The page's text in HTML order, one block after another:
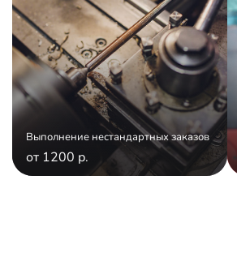
Выполнение нестандартных заказов
от 1200 р.